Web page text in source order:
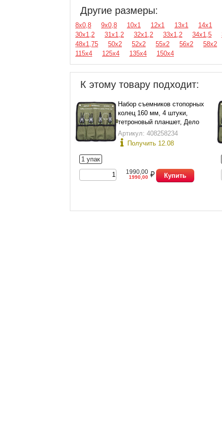
Другие размеры:
8х0,8 9х0,8 10х1 12х1 13х1
14х1
30х1,2
31х1,2 32х1,2 33х1,2 34х1,5
48х1,75
50х2 52х2 55х2 56х2
58х2
115х4
125х4 135х4 150х4
К этому товару подходит:
Набор съемников стопорных
колец 160 мм, 4 штуки,
тетроновый планшет, Дело
Техники 424040
Артикул: 408258234
Получить 12.08
1 упак
1990,00
1990,00 Купить